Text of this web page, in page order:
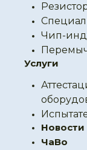
Чип-
Услуги
Новости
ЧаВо